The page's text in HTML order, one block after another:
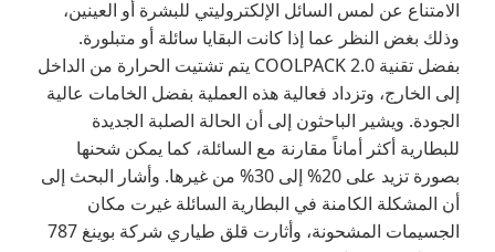
الامتناع عن لمس السائل الإلكتروليتي للبشرة أو العينين،
وذلك بغض النظر عما إذا كانت البقايا سائلة أو متبلورة.
بفضل تقنية COOLPACK 2.0 يتم تشتيت الحرارة من الداخل
إلى الخارج، وتزداد فعالية هذه العملية بفضل الخامات عالية
الجودة. ويشير الباحثون إلى أن الحالة الصلبة الجديدة
للبطارية أكثر أماناً مقارنة مع السائلة، كما يمكن شحنها
بصورة تزيد على 20% إلى 30% من غيرها. وأشار البحث إلى
أن المشكلة الكامنة في البطارية السائلة غيرت مكان
الجسيمات المشحونة، وأثارت قلق طياري شركة بوينغ 787